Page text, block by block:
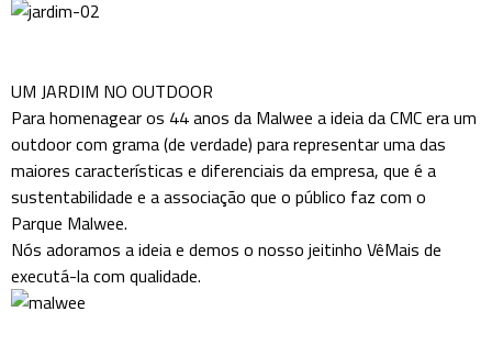
UM JARDIM NO OUTDOOR
Para homenagear os 44 anos da Malwee a ideia da CMC era um
outdoor com grama (de verdade) para representar uma das
maiores características e diferenciais da empresa, que é a
sustentabilidade e a associação que o público faz com o
Parque Malwee.
Nós adoramos a ideia e demos o nosso jeitinho VêMais de
executá-la com qualidade.